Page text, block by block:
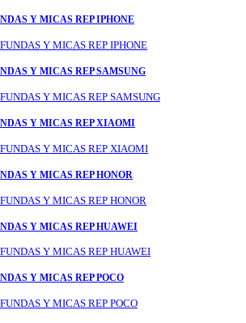
Y MICAS REP IPHONE
Y MICAS REP SAMSUNG
Y MICAS REP XIAOMI
Y MICAS REP HONOR
Y MICAS REP HUAWEI
Y MICAS REP POCO